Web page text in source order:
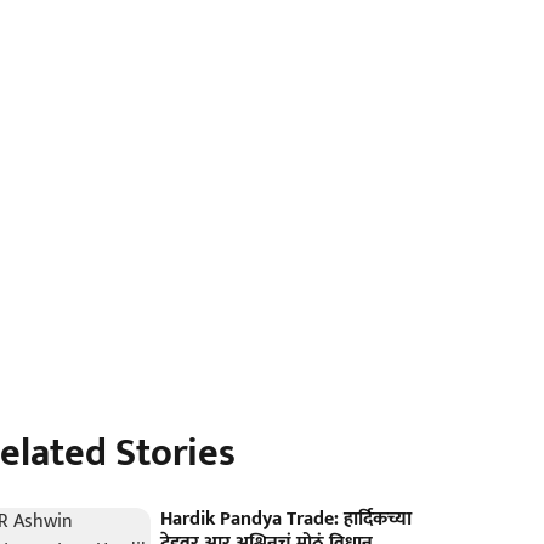
Stories
Hardik Pandya Trade: हार्दिकच्या